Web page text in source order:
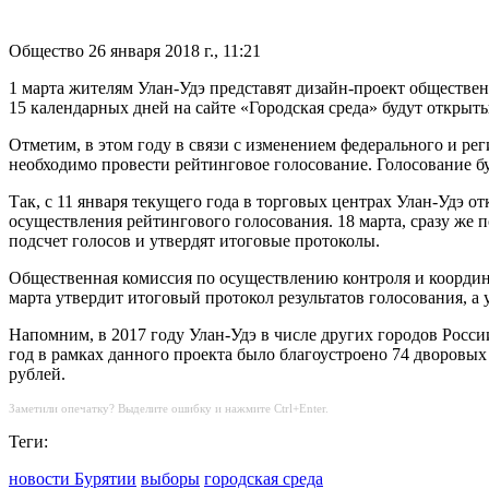
Общество 26 января 2018 г., 11:21
1 марта жителям Улан-Удэ представят дизайн-проект
15 календарных дней на сайте «Городская среда» будут
Отметим, в этом году в связи с изменением федерального и
необходимо провести рейтинговое голосование. Голосование
Так, с 11 января текущего года в торговых центрах Улан-Удэ
осуществления рейтингового голосования. 18 марта, сразу
подсчет голосов и утвердят итоговые протоколы.
Общественная комиссия по осуществлению контроля и
марта утвердит итоговый протокол результатов голосования,
Напомним, в 2017 году Улан-Удэ в числе других городов
год в рамках данного проекта было благоустроено 74
рублей.
Заметили опечатку? Выделите ошибку и нажмите Ctrl+Enter.
Теги:
новости Бурятии выборы городская среда